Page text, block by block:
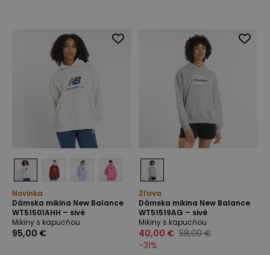
Novinka
Dámska mikina New Balance
WT51501AHH – sivé
Mikiny s kapucňou
95,00 €
Zľava
Dámska mikina New Balance
WT51519AG – sivé
Mikiny s kapucňou
40,00 € 58,00 €
-31%